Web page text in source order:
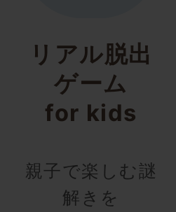
リアル脱出
ゲーム
for kids
親子で楽しむ謎
解きを